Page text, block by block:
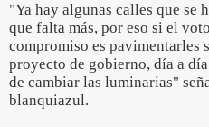
"Ya hay algunas calles que se
que falta más, por eso si el
compromiso es pavimentarles
proyecto de gobierno, día a
de cambiar las luminarias"
blanquiazul.